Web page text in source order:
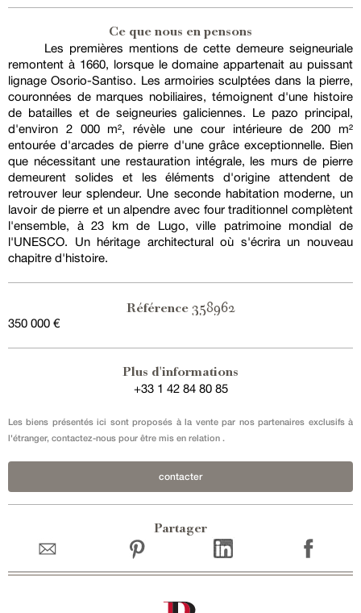
Ce que nous en pensons
Les premières mentions de cette demeure seigneuriale
remontent à 1660, lorsque le domaine appartenait au puissant
lignage Osorio-Santiso. Les armoiries sculptées dans la pierre,
couronnées de marques nobiliaires, témoignent d'une histoire
de batailles et de seigneuries galiciennes. Le pazo principal,
d'environ 2 000 m², révèle une cour intérieure de 200 m²
entourée d'arcades de pierre d'une grâce exceptionnelle. Bien
que nécessitant une restauration intégrale, les murs de pierre
demeurent solides et les éléments d'origine attendent de
retrouver leur splendeur. Une seconde habitation moderne, un
lavoir de pierre et un alpendre avec four traditionnel complètent
l'ensemble, à 23 km de Lugo, ville patrimoine mondial de
l'UNESCO. Un héritage architectural où s'écrira un nouveau
chapitre d'histoire.
Référence 358962
350 000 €
Plus d'informations
+33 1 42 84 80 85
Les biens présentés ici sont proposés à la vente par nos partenaires exclusifs à
l'étranger, contactez-nous pour être mis en relation .
contacter
Partager